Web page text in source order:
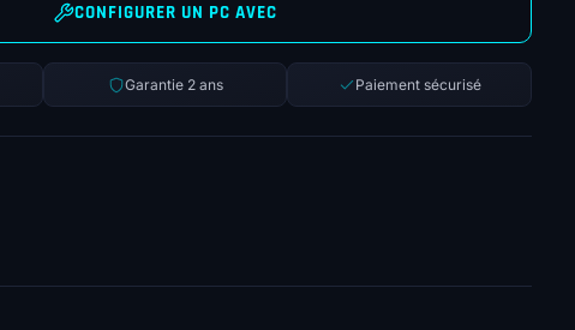
CONFIGURER UN PC AVEC
Garantie 2 ans Paiement sécurisé